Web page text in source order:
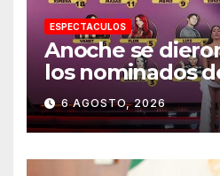
ESPECTACULOS
Anoche se
los nominados
los Famosos
la segunda
6 AGOSTO, 2026